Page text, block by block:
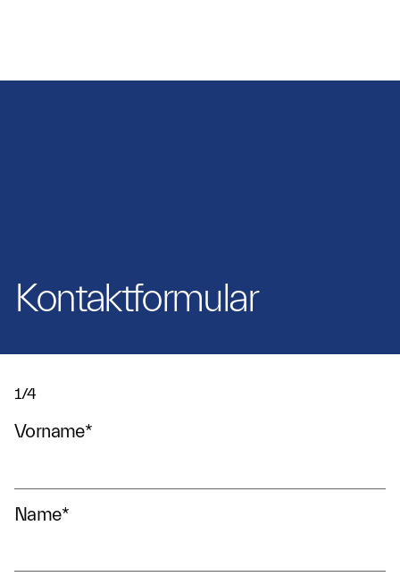
Kontaktformular
1/4
Vorname*
Name*